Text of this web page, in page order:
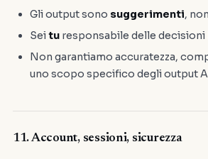
Gli output sono suggerimenti,
Seitu responsabile delle decisioni
Non garantiamo accuratezza,
uno scopo specifico degli output
11. Account, sessioni, sicurezza